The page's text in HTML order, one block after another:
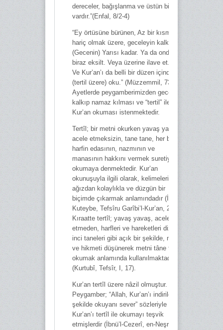
dereceler, bağışlanma ve üstün bir rızık
vardır.”(Enfal, 8/2-4)
“Ey örtüsüne bürünen, Az bir kısmı
hariç olmak üzere, geceleyin kalk:
(Gecenin) Yarısı kadar. Ya da ondan da
biraz eksilt. Veya üzerine ilave et. (3)
Ve Kur’an’ı da belli bir düzen içinde
(tertil üzere) oku.” (Müzzemmil, 73/1-4)
Ayetlerde peygamberimizden gece
kalkıp namaz kılması ve “tertil” ile
Kur’an okuması istenmektedir.
Tertîl; bir metni okurken yavaş yavaş,
acele etmeksizin, tane tane, her bir
harfin edasının, nazmının ve
manasının hakkını vermek suretiyle
okumaya denmektedir. Kur’an
okunuşuyla ilgili olarak, kelimeleri
ağızdan kolaylıkla ve düzgün bir
biçimde çıkarmak anlamındadır (İbni
Kuteybe, Tefsîru Garîbi’l-Kur’an, 262).
Kıraatte tertîl; yavaş yavaş, acele
etmeden, harfleri ve hareketleri dizilmiş
inci taneleri gibi açık bir şekilde, mana
ve hikmeti düşünerek metni tâne tâne
okumak anlamında kullanılmaktadır
(Kurtubî, Tefsîr, I, 17).
Kur’an tertîl üzere nâzil olmuştur. Hz.
Peygamber; “Allah, Kur’an’ı indirildiği
şekilde okuyanı sever” sözleriyle
Kur’an’ı tertîl ile okumayı teşvik
etmişlerdir (İbnü’l-Cezerî, en-Neşr, I,